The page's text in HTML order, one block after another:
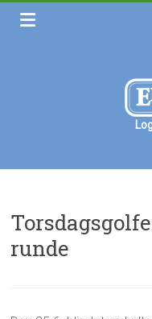
Skip
golfklubb
runde